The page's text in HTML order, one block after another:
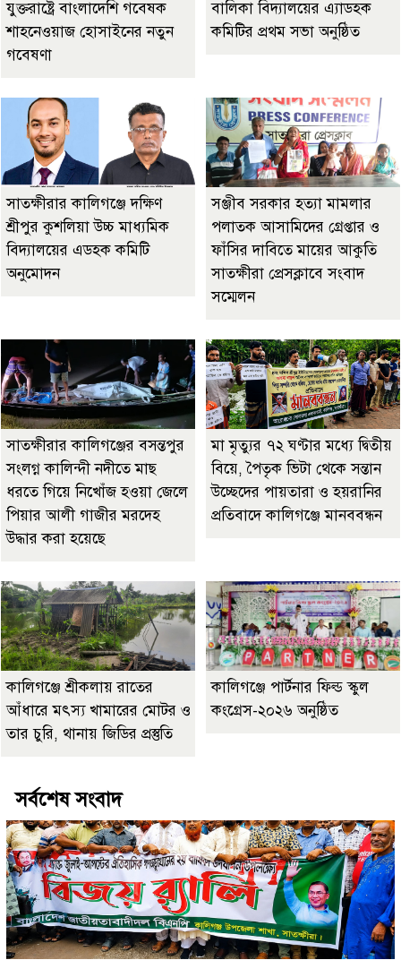
যুক্তরাষ্ট্রে বাংলাদেশি গবেষক
শাহনেওয়াজ হোসাইনের নতুন
গবেষণা
বালিকা বিদ্যালয়ের এ্যাডহক
কমিটির প্রথম সভা অনুষ্ঠিত
সাতক্ষীরার কালিগঞ্জে দক্ষিণ
শ্রীপুর কুশলিয়া উচ্চ মাধ্যমিক
বিদ্যালয়ের এডহক কমিটি
অনুমোদন
‎সঞ্জীব সরকার হত্যা মামলার
পলাতক আসামিদের গ্রেপ্তার ও
ফাঁসির দাবিতে মায়ের আকুতি
সাতক্ষীরা প্রেসক্লাবে সংবাদ
সম্মেলন
সাতক্ষীরার কালিগঞ্জের বসন্তপুর
সংলগ্ন কালিন্দী নদীতে মাছ
ধরতে গিয়ে নিখোঁজ হওয়া জেলে
পিয়ার আলী গাজীর মরদেহ
উদ্ধার করা হয়েছে
মা মৃত্যুর ৭২ ঘণ্টার মধ্যে দ্বিতীয়
বিয়ে, পৈতৃক ভিটা থেকে সন্তান
উচ্ছেদের পায়তারা ও হয়রানির
প্রতিবাদে কালিগঞ্জে মানববন্ধন
কালিগঞ্জে শ্রীকলায় রাতের
আঁধারে মৎস্য খামারের মোটর ও
তার চুরি, থানায় জিডির প্রস্তুতি
কালিগঞ্জে পার্টনার ফিল্ড স্কুল
কংগ্রেস-২০২৬ অনুষ্ঠিত
সর্বশেষ সংবাদ